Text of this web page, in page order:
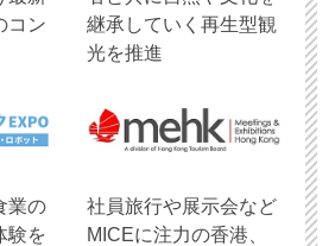
コン
継承していく再生型観
光を推進
業の
験を
社員旅行や展示会など
MICEに注力の香港、